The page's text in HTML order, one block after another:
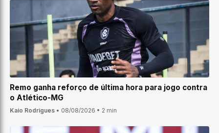
Remo ganha reforço de última hora para jogo contra
o Atlético-MG
Kaio Rodrigues • 08/08/2026 • 2 min